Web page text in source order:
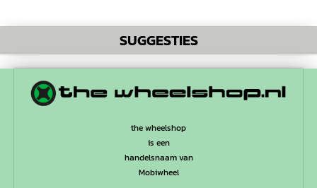
SUGGESTIES
the wheelshop
is een
handelsnaam van
Mobiwheel